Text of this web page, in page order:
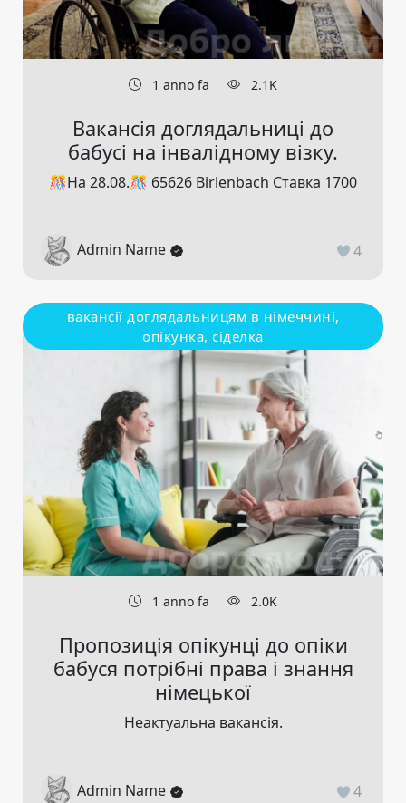
1 anno fa 2.1K
Вакансія доглядальниці до
бабусі на інвалідному візку.
🎊На 28.08.🎊 65626 Birlenbach Ставка 1700
Admin Name 4
вакансії доглядальницям в німеччині,
опікунка, сіделка
1 anno fa 2.0K
Пропозиція опікунці до опіки
бабуся потрібні права і знання
німецької
Неактуальна вакансія.
Admin Name 4